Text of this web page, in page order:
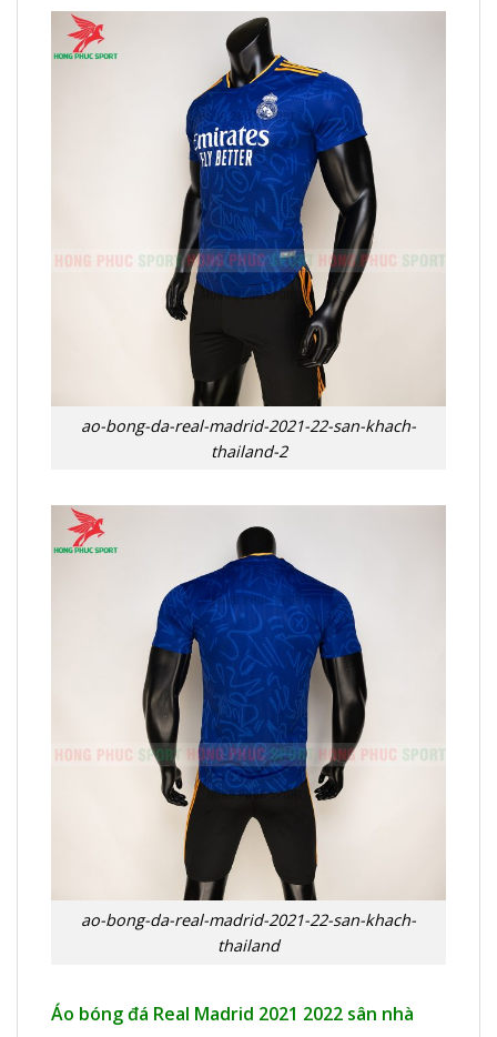
ao-bong-da-real-madrid-2021-22-san-khach-
thailand-2
ao-bong-da-real-madrid-2021-22-san-khach-
thailand
Áo bóng đá Real Madrid 2021 2022 sân nhà